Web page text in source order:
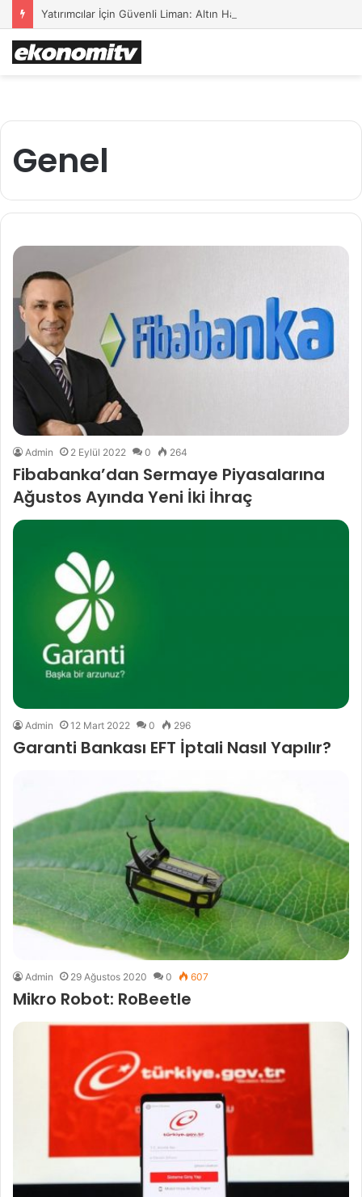
Yatırımcılar İçin Güvenli Liman: Altın Hâlâ İlk Sırada mı?
Genel
Admin 2 Eylül 2022 0 264
Fibabanka’dan Sermaye Piyasalarına
Ağustos Ayında Yeni İki İhraç
Admin 12 Mart 2022 0 296
Garanti Bankası EFT İptali Nasıl Yapılır?
Admin 29 Ağustos 2020 0 607
Mikro Robot: RoBeetle